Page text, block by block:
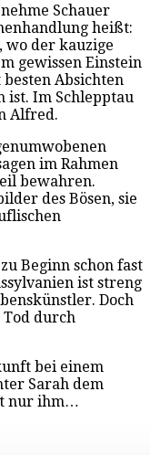
Schauer
heißt:
wo der kauzige
gewissen Einstein
Absichten
ist. Im Schlepptau
Alfred.
im Rahmen
bewahren.
des Bösen, sie
Beginn schon fast
ist streng
Doch
durch
bei einem
Sarah dem
nur ihm…